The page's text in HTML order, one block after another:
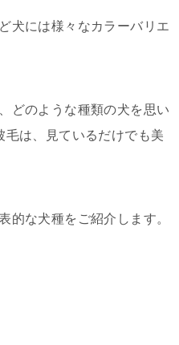
犬には様々なカラーバリエ
どのような種類の犬を思い
は、見ているだけでも美
的な犬種をご紹介します。